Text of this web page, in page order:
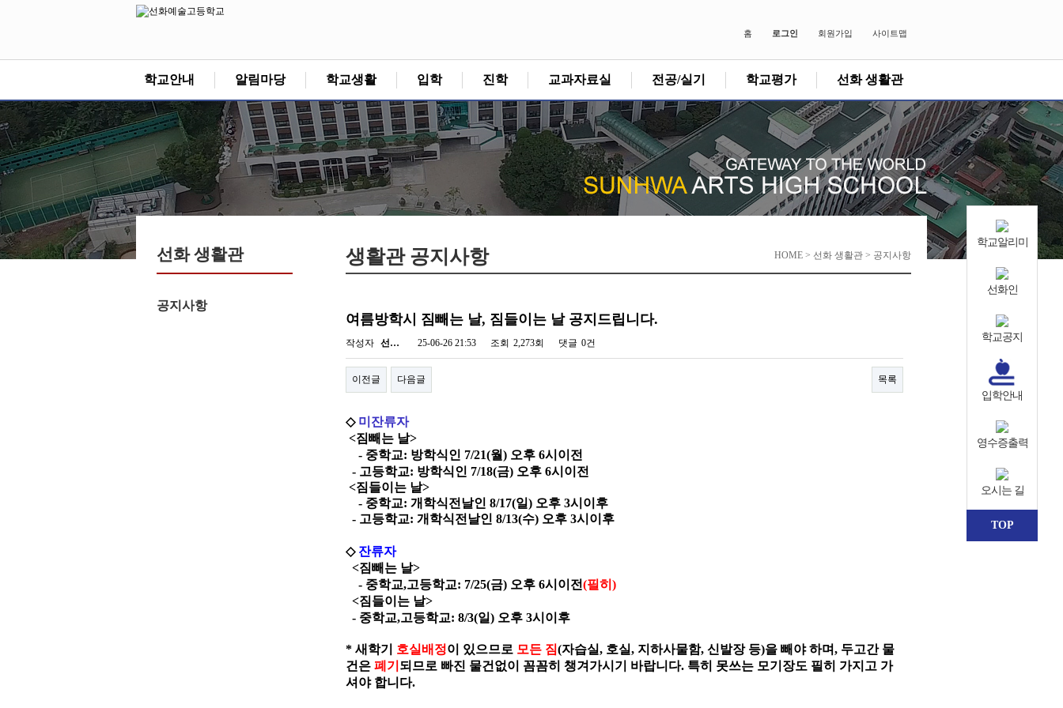
홈 로그인 회원가입 사이트맵
학교안내 알림마당 학교생활 입학 진학 교과자료실 전공/실기 학교평가 선화 생활관
선화 생활관
공지사항
생활관 공지사항 HOME > 선화 생활관 > 공지사항
여름방학시 짐빼는 날, 짐들이는 날 공지드립니다.
작성자 선… 25-06-26 21:53 조회 2,273회 댓글 0건
이전글 다음글 목록
◇ 미잔류자
<짐빼는 날>
- 중학교: 방학식인 7/21(월) 오후 6시이전
- 고등학교: 방학식인 7/18(금) 오후 6시이전
<짐들이는 날>
- 중학교: 개학식전날인 8/17(일) 오후 3시이후
- 고등학교: 개학식전날인 8/13(수) 오후 3시이후
◇ 잔류자
<짐빼는 날>
- 중학교,고등학교: 7/25(금) 오후 6시이전(필히 )
<짐들이는 날>
- 중학교,고등학교: 8/3(일) 오후 3시이후
* 새학기 호실배정이 있으므로 모든 짐(자습실, 호실, 지하사물함, 신발장 등)을 빼야 하며, 두고간 물
건은 폐기 되므로 빠진 물건없이 꼼꼼히 챙겨가시기 바랍니다. 특히 못쓰는 모기장도 필히 가지고 가
셔야 합니다.
학교알리미
선화인
학교공지
입학안내
영수증출력
오시는 길
TOP